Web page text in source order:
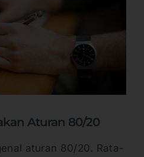
Aturan 80/20
aturan 80/20. Rata-